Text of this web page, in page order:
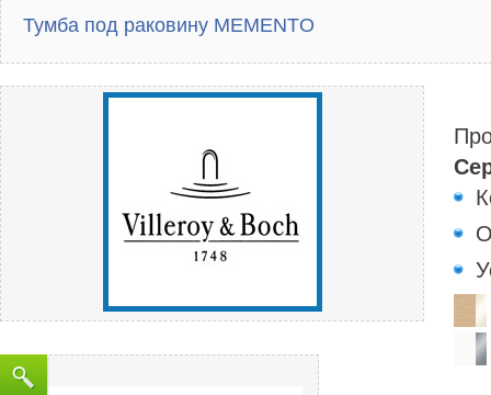
Тумба под раковину MEMENTO